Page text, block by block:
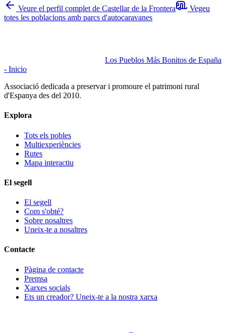
Veure el perfil complet de Castellar de la Frontera
Vegeu
totes les poblacions amb parcs d'autocaravanes
Los Pueblos Más Bonitos de España
- Inicio
Associació dedicada a preservar i promoure el patrimoni rural
d'Espanya des del 2010.
Explora
Tots els pobles
Multiexperiències
Rutes
Mapa interactiu
El segell
El segell
Com s'obté?
Sobre nosaltres
Uneix-te a nosaltres
Contacte
Pàgina de contacte
Premsa
Xarxes socials
Ets un creador? Uneix-te a la nostra xarxa